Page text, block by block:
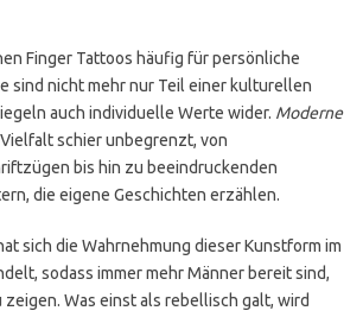
Finger Tattoos häufig für persönliche
sind nicht mehr nur Teil einer kulturellen
auch individuelle Werte wider. Moderne
schier unbegrenzt, von
bis hin zu beeindruckenden
die eigene Geschichten erzählen.
sich die Wahrnehmung dieser Kunstform im
sodass immer mehr Männer bereit sind,
Was einst als rebellisch galt, wird